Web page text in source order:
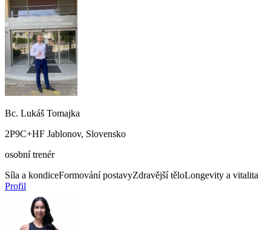
Bc. Lukáš Tomajka
2P9C+HF Jablonov, Slovensko
osobní trenér
Síla a kondiceFormování postavyZdravější těloLongevity a vitalita
Profil